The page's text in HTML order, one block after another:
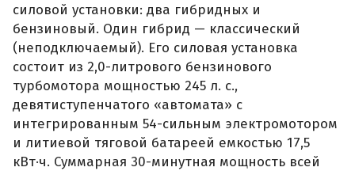
силовой установки: два гибридных и
бензиновый. Один гибрид — классический
(неподключаемый). Его силовая установка
состоит из 2,0-литрового бензинового
турбомотора мощностью 245 л. с.,
девятиступенчатого «автомата» с
интегрированным 54-сильным электромотором
и литиевой тяговой батареей емкостью 17,5
кВт·ч. Суммарная 30-минутная мощность всей